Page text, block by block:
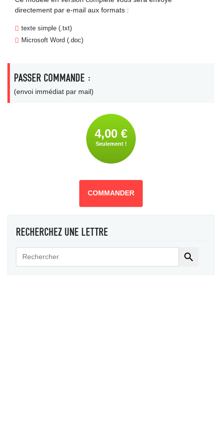
directement par e-mail aux formats :
texte simple (.txt)
Microsoft Word (.doc)
PASSER COMMANDE :
(envoi immédiat par mail)
4,00 €
Seulement !
COMMANDER
RECHERCHEZ UNE LETTRE
